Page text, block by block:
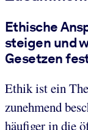
Ethische
steigen und
Gesetzen
Ethik ist ein
zunehmend
häufiger in die